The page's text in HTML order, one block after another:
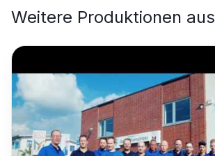
Weitere Produktionen aus